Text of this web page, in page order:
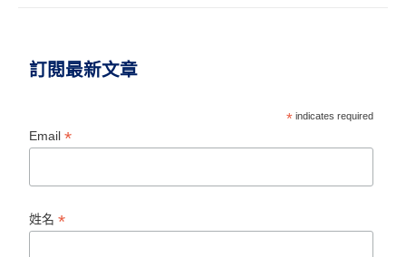
訂閱最新文章
* indicates required
Email*
姓名*